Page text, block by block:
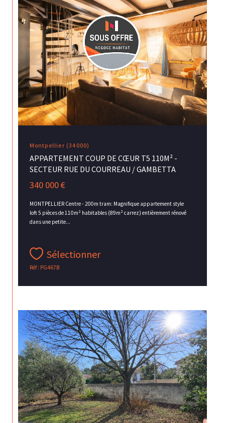
Montpellier (34000)
APPARTEMENT COUP DE CŒUR T5 110M² -
SECTEUR RUE DU COURREAU / GAMBETTA
340 000 €
MONTPELLIER Centre - 200m tram: Magnifique appartement style
loft 5 pièces de 110m² habitables (89m² carrez) entièrement rénové
dans une petite...
Sélectionner
Réf : PG467B